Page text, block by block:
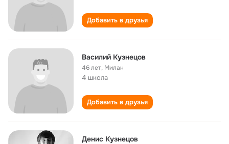
Добавить в друзья
Василий Кузнецов
46 лет, Милан
4 школа
Добавить в друзья
Денис Кузнецов